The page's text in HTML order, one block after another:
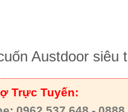
Austdoor siêu
Trực Tuyến: